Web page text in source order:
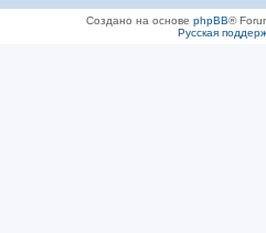
Создано на основе phpBB®
Русская